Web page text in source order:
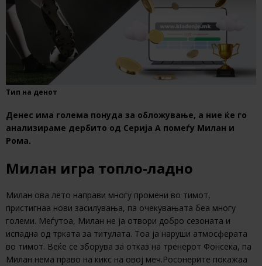
Тип на денот
Денес има голема понуда за обложување, а ние ќе го
анализираме дербито од Серија А помеѓу Милан и
Рома.
Милан игра топло-ладно
Милан ова лето направи многу промени во тимот,
пристигнаа нови засилувања, па очекувањата беа многу
големи. Меѓутоа, Милан не ја отвори добро сезоната и
испадна од трката за титулата. Тоа ја наруши атмосферата
во тимот. Веќе се зборува за отказ на тренерот Фонсека, па
Милан нема право на кикс на овој меч.Росонерите покажаа